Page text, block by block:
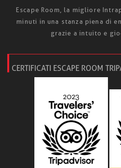
Escape Room, la migliore
minuti in una stanza piena di
grazie a intuito e
CERTIFICATI ESCAPE ROOM